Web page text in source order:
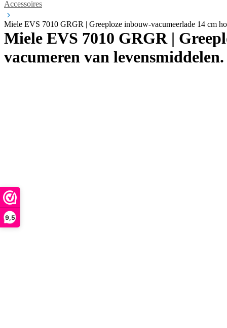
9,5
Accessoires
Miele EVS 7010 GRGR | Greeploze inbouw-vacumeerlade 14 cm
Miele EVS 7010 GRGR |
vacumeren van levensmiddelen.